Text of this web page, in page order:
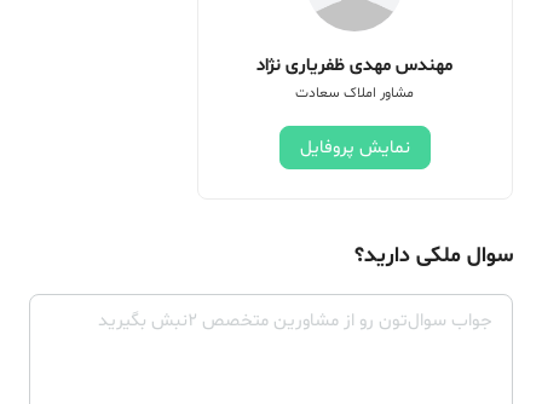
مهندس مهدی ظفریاری نژاد
مشاور املاک سعادت
نمایش پروفایل
سوال ملکی دارید؟